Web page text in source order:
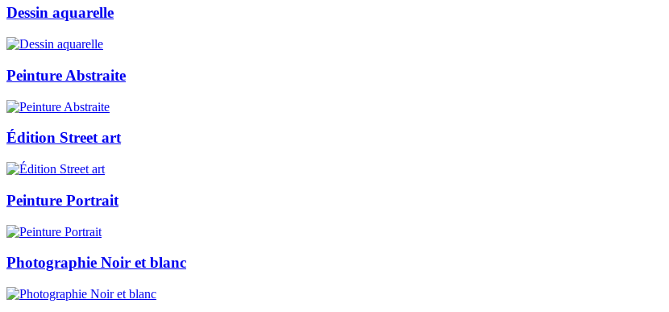
Dessin aquarelle
Peinture Abstraite
Édition Street art
Peinture Portrait
Photographie Noir et blanc